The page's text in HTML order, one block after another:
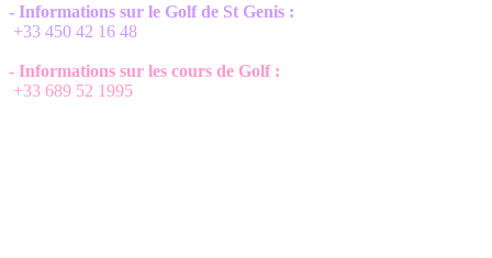
- Informations sur le Golf de St Genis :
+33 450 42 16 48
- Informations sur les cours de Golf :
+33 689 52 1995